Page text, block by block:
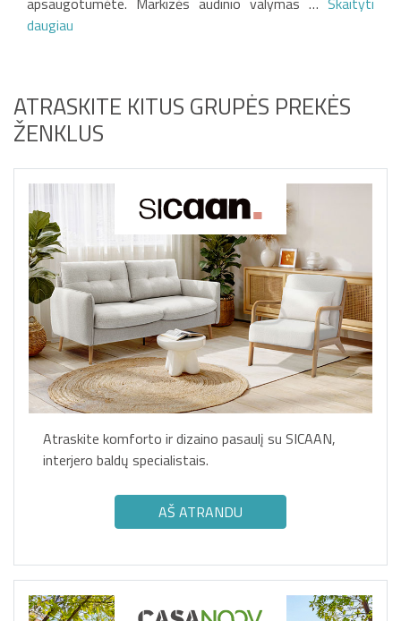
daugiau
ATRASKITE KITUS GRUPĖS PREKĖS
ŽENKLUS
Atraskite komforto ir dizaino pasaulį su SICAAN,
interjero baldų specialistais.
AŠ ATRANDU